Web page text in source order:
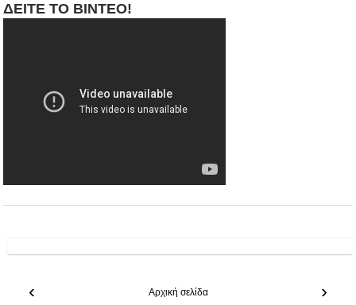
ΔΕΙΤΕ ΤΟ ΒΙΝΤΕΟ!
‹ ›
Αρχική σελίδα